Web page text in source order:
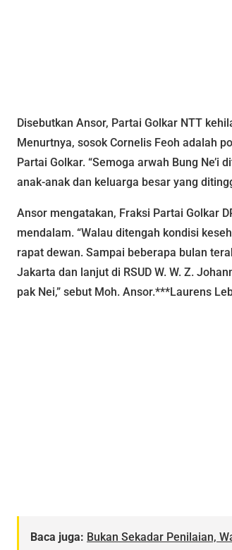
Disebutkan Ansor, Partai Golkar NTT
Menurtnya, sosok Cornelis Feoh adalah
Partai Golkar. “Semoga arwah Bung
anak-anak dan keluarga besar yang
Ansor mengatakan, Fraksi Partai Golkar
mendalam. “Walau ditengah kondisi
rapat dewan. Sampai beberapa bulan
Jakarta dan lanjut di RSUD W. W. Z.
pak Nei,” sebut Moh. Ansor.***Laurens
Baca juga: Bukan Sekadar Penilaian,